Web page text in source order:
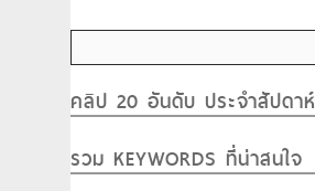
คลิป 20 อันดับ ประจำสัปดาห์
รวม KEYWORDS ที่น่าสนใจ